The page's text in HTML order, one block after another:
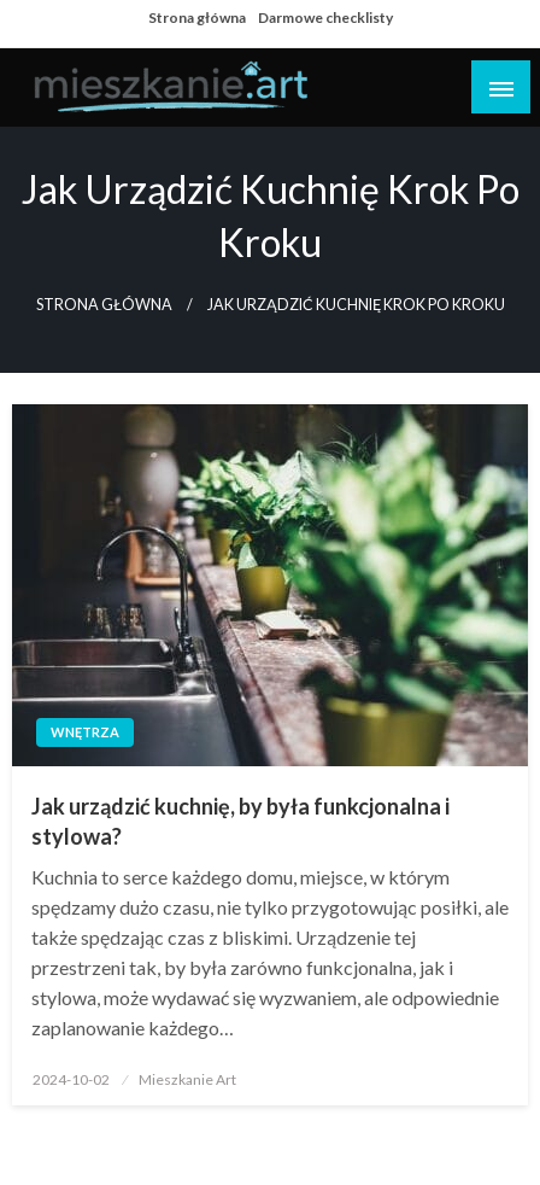
to
content
Strona główna Darmowe checklisty
Jak Urządzić Kuchnię Krok Po
Kroku
STRONA GŁÓWNA JAK URZĄDZIĆ KUCHNIĘ KROK PO KROKU
WNĘTRZA
Jak urządzić kuchnię, by była funkcjonalna i
stylowa?
Kuchnia to serce każdego domu, miejsce, w którym
spędzamy dużo czasu, nie tylko przygotowując posiłki, ale
także spędzając czas z bliskimi. Urządzenie tej
przestrzeni tak, by była zarówno funkcjonalna, jak i
stylowa, może wydawać się wyzwaniem, ale odpowiednie
zaplanowanie każdego…
Opublikowane
2024-10-02 Mieszkanie Art